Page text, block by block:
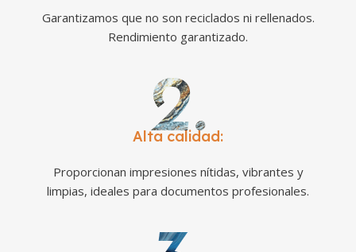
Garantizamos que no son reciclados ni rellenados.
Rendimiento garantizado.
Alta calidad:
Proporcionan impresiones nítidas, vibrantes y
limpias, ideales para documentos profesionales.